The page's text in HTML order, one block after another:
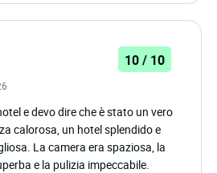
10 / 10
e devo dire che è stato un vero
calorosa, un hotel splendido e
La camera era spaziosa, la
e la pulizia impeccabile.